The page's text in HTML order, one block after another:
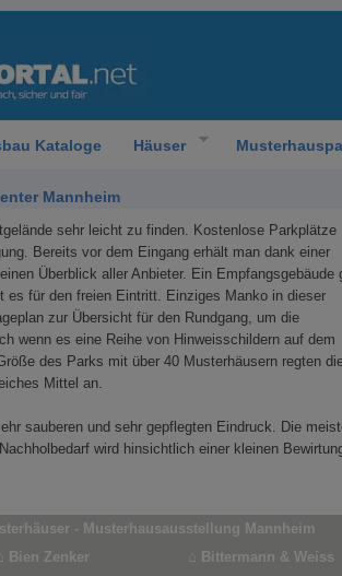
Kataloge Häuser
Mannheim
sehr leicht zu finden. Kostenlose Parkplätze
Bereits vor dem Eingang erhält man dank einer
Überblick aller Anbieter. Ein Empfangsgebäude
es für den freien Eintritt. Einziges Manko in dieser
zur Übersicht für den Rundgang, um die
wenn es eine Reihe von Hinweisschildern auf dem
des Parks mit über 40 Musterhäusern regten
Mittel an.
sauberen und sehr gepflegten Eindruck. Die
wird hinsichtlich einer kleinen
- Musterhausausstellung Mannheim
Bien Zenker ⌂ Bittermann & Weiss